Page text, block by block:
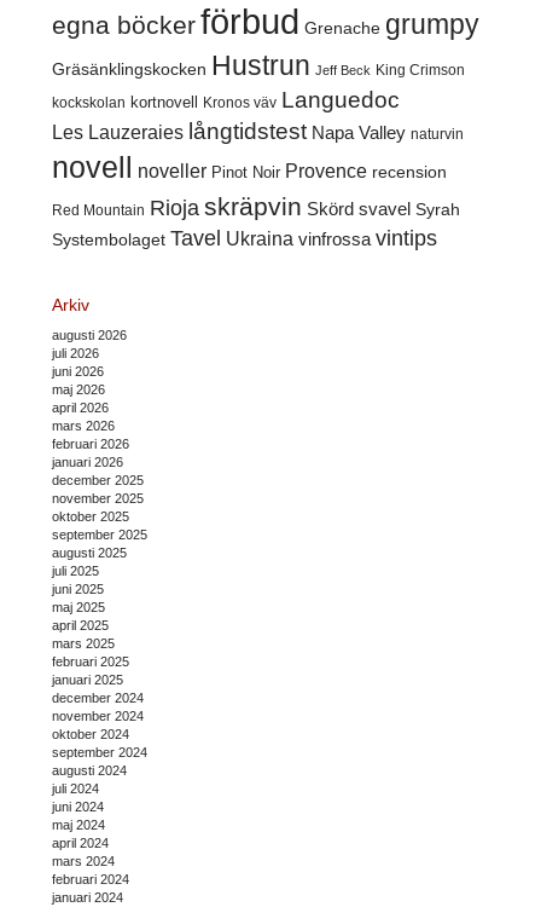
egna böckerförbud Grenache grumpy
Gräsänklingskocken Hustrun Jeff Beck King Crimson
kockskolan kortnovell Kronos väv Languedoc
Les Lauzeraies långtidstest Napa Valley naturvin
novell noveller Pinot Noir Provence recension
Red Mountain Rioja skräpvin Skörd svavel Syrah
Systembolaget Tavel Ukraina vinfrossa vintips
Arkiv
augusti 2026
juli 2026
juni 2026
maj 2026
april 2026
mars 2026
februari 2026
januari 2026
december 2025
november 2025
oktober 2025
september 2025
augusti 2025
juli 2025
juni 2025
maj 2025
april 2025
mars 2025
februari 2025
januari 2025
december 2024
november 2024
oktober 2024
september 2024
augusti 2024
juli 2024
juni 2024
maj 2024
april 2024
mars 2024
februari 2024
januari 2024